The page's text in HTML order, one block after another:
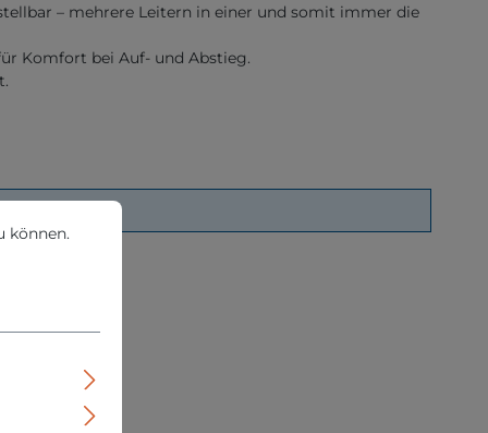
– mehrere Leitern in einer und somit immer die
Komfort bei Auf- und Abstieg.
Mehr Informationen ...
können.